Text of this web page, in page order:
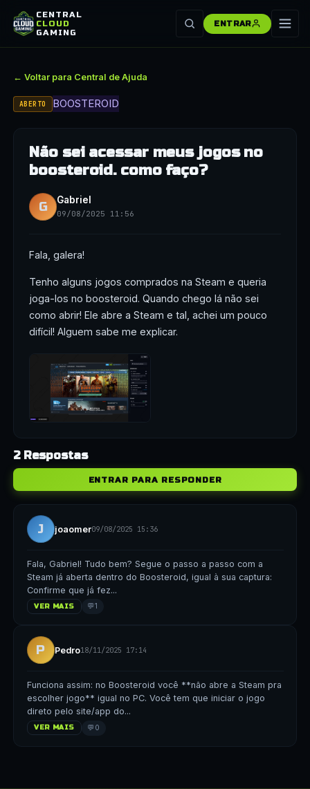
CENTRAL
CLOUD
GAMING
ENTRAR
← Voltar para Central de Ajuda
ABERTO BOOSTEROID
Não sei acessar meus jogos no
boosteroid. como faço?
G Gabriel
09/08/2025 11:56
Fala, galera!
Tenho alguns jogos comprados na Steam e queria
joga-los no boosteroid. Quando chego lá não sei
como abrir! Ele abre a Steam e tal, achei um pouco
difícil! Alguem sabe me explicar.
2 Respostas
ENTRAR PARA RESPONDER
J joaomer09/08/2025 15:36
Fala, Gabriel! Tudo bem? Segue o passo a passo com a
Steam já aberta dentro do Boosteroid, igual à sua captura:
Confirme que já fez...
VER MAIS 💬1
P Pedro18/11/2025 17:14
Funciona assim: no Boosteroid você **não abre a Steam pra
escolher jogo** igual no PC. Você tem que iniciar o jogo
direto pelo site/app do...
VER MAIS 💬 0